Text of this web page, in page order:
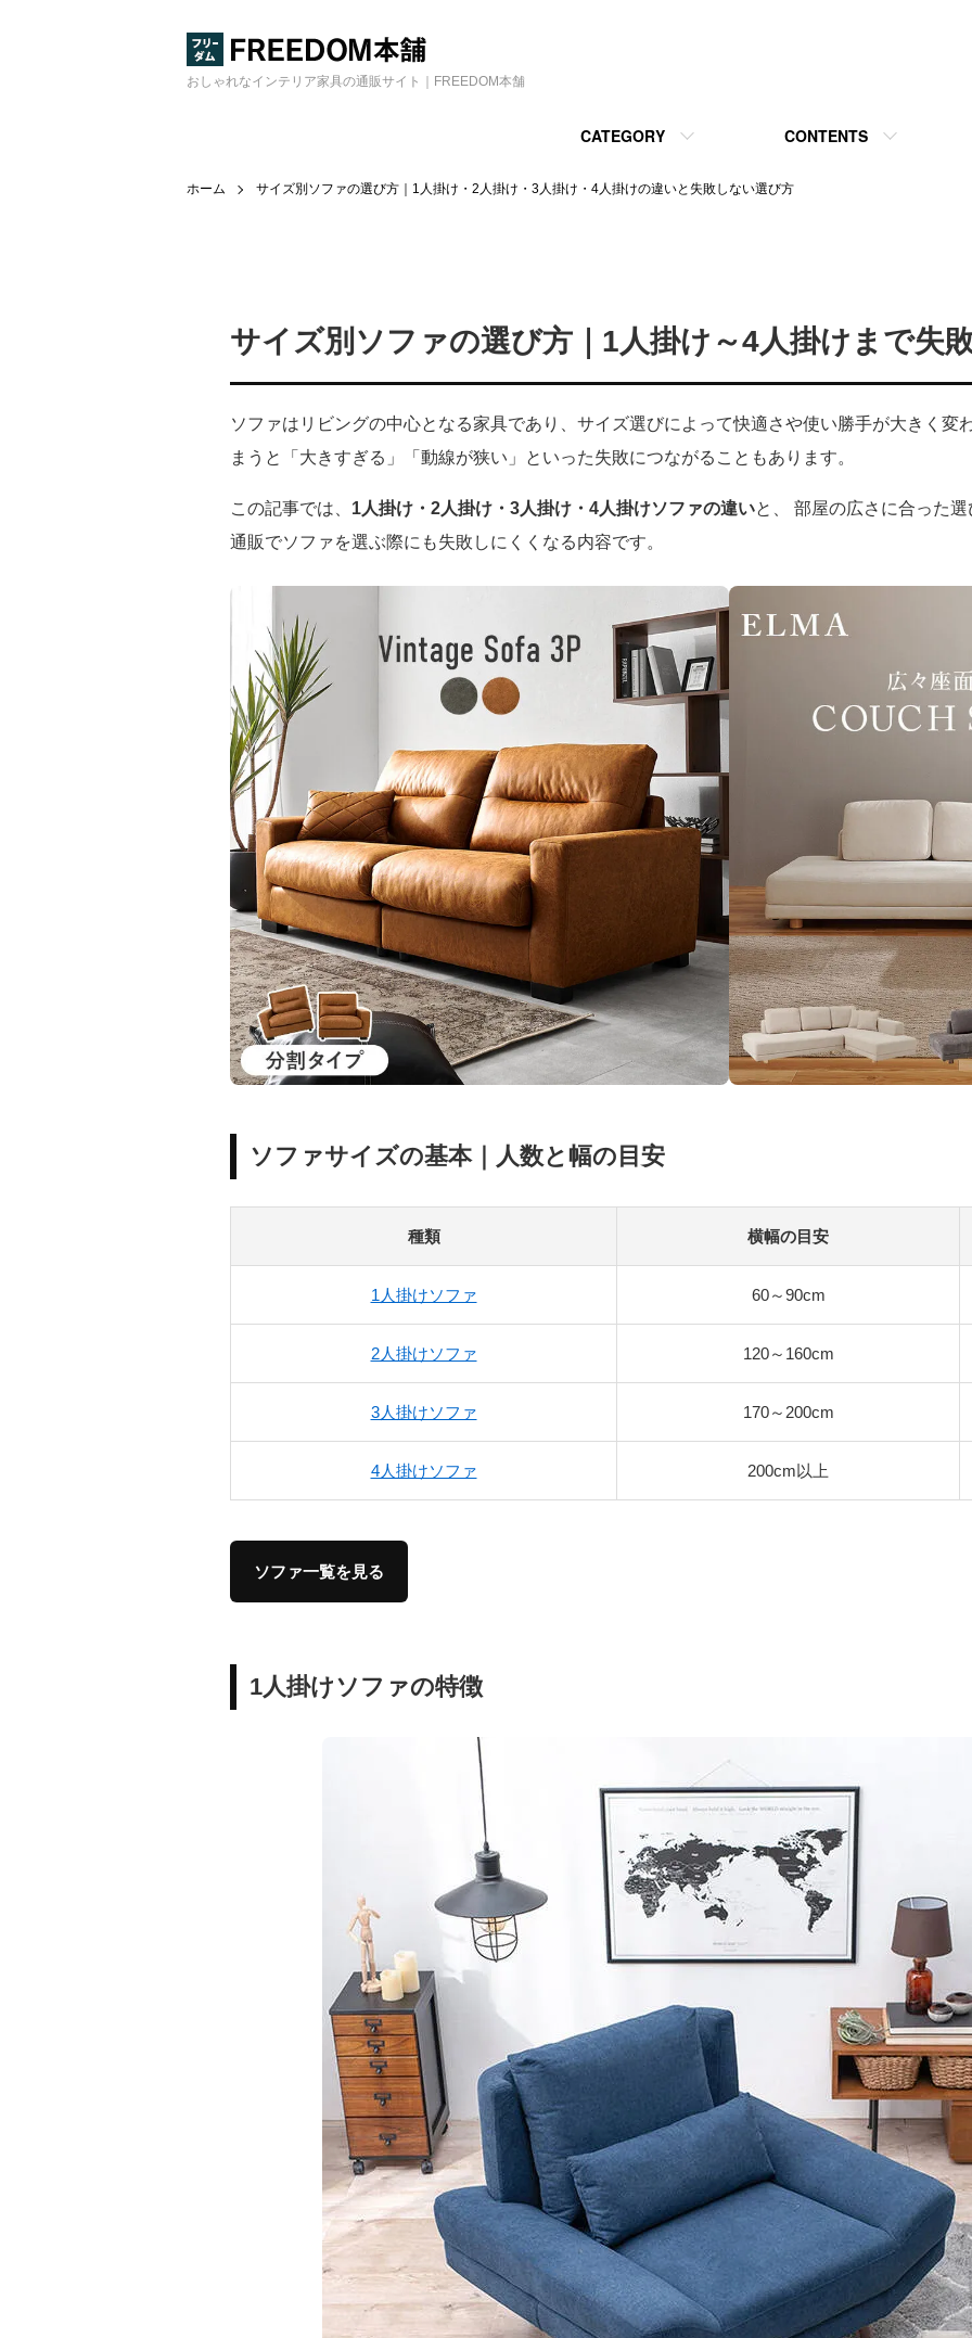
おしゃれなインテリア家具の通販サイト｜FREEDOM本舗
CATEGORY CONTENTS
ホーム サイズ別ソファの選び方｜1人掛け・2人掛け・3人掛け・4人掛けの違いと失敗しない選び方
サイズ別ソファの選び方｜1人掛け～4人掛けまで失
ソファはリビングの中心となる家具であり、サイズ選びによって快適さや使い勝手が大きく変
まうと「大きすぎる」「動線が狭い」といった失敗につながることもあります。
この記事では、 1人掛け・2人掛け・3人掛け・4人掛けソファの違いと、 部屋の広さに合った
通販でソファを選ぶ際にも失敗しにくくなる内容です。
ソファサイズの基本｜人数と幅の目安
種類 横幅の目安
1人掛けソファ 60～90cm
2人掛けソファ 120～160cm
3人掛けソファ 170～200cm
4人掛けソファ 200cm以上
ソファ一覧を見る
1人掛けソファの特徴